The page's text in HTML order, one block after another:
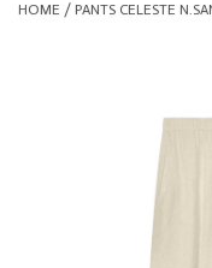
HOME / PANTS CELESTE